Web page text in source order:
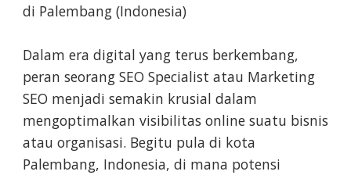
di Palembang (Indonesia)
Dalam era digital yang terus berkembang,
peran seorang SEO Specialist atau Marketing
SEO menjadi semakin krusial dalam
mengoptimalkan visibilitas online suatu bisnis
atau organisasi. Begitu pula di kota
Palembang, Indonesia, di mana potensi